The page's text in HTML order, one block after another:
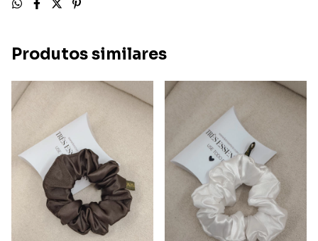
Produtos similares